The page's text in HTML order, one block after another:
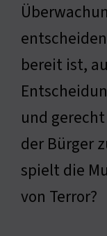
bereit ist,
und
der Bürger
spielt die
von Terror?